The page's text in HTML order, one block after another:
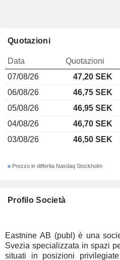
Profilo Società
Eastnine AB (publ) è una
Svezia specializzata in spazi
situati in posizioni
Quotazioni
Data Quotazioni
07/08/26
47,20 SEK
06/08/26
46,75 SEK
05/08/26
46,95 SEK
04/08/26
46,70 SEK
03/08/26
46,50 SEK
Prezzo in differita Nasdaq Stockholm